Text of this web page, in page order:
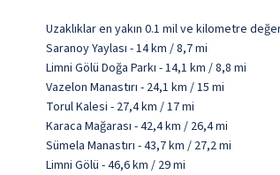
Uzaklıklar en yakın 0.1 mil ve kilometre
Saranoy Yaylası - 14 km / 8,7 mi
Limni Gölü Doğa Parkı - 14,1 km / 8,8 mi
Vazelon Manastırı - 24,1 km / 15 mi
Torul Kalesi - 27,4 km / 17 mi
Karaca Mağarası - 42,4 km / 26,4 mi
Sümela Manastırı - 43,7 km / 27,2 mi
Limni Gölü - 46,6 km / 29 mi